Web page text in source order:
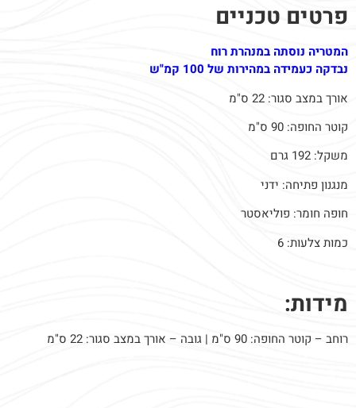
פרטים טכניים
המטריה נוסתה במנהרת רוח
נבדקה כעמידה במהירות של 100 קמ"ש
אורך במצב סגור: 22 ס"מ
קוטר החופה: 90 ס"מ
משקל: 192 גרם
מנגנון פתיחה: ידני
חופה חומר: פוליאסטר
כמות צלעות: 6
מידות:
רוחב – קוטר החופה: 90 ס"מ | גובה – אורך במצב סגור: 22 ס"מ